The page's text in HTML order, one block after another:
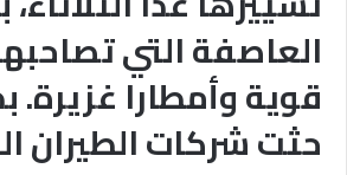
العاصفة التي
قوية وأمطارا غزيرة.
حثت شركات الطيران